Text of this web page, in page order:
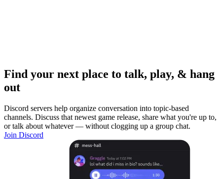
Find your next place to talk, play, & hang
out
Discord servers help organize conversation into topic-based
channels. Discuss that newest game release, share what you're up to,
or talk about whatever — without clogging up a group chat.
Join Discord